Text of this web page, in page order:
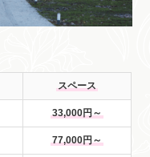
スペース
33,000円～
77,000円～